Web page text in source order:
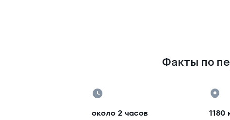
Факты по
около 2 часов 1180